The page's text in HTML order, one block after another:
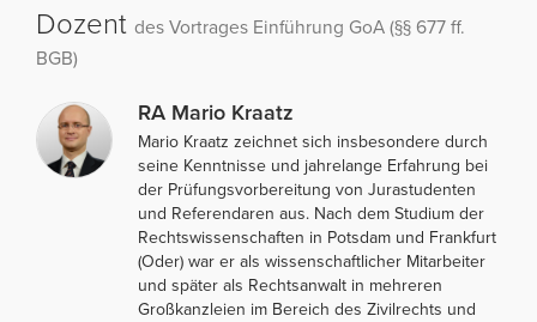
Dozent des Vortrages Einführung GoA (§§ 677 ff.
BGB)
RA Mario Kraatz
Mario Kraatz zeichnet sich insbesondere durch
seine Kenntnisse und jahrelange Erfahrung bei
der Prüfungsvorbereitung von Jurastudenten
und Referendaren aus. Nach dem Studium der
Rechtswissenschaften in Potsdam und Frankfurt
(Oder) war er als wissenschaftlicher Mitarbeiter
und später als Rechtsanwalt in mehreren
Großkanzleien im Bereich des Zivilrechts und